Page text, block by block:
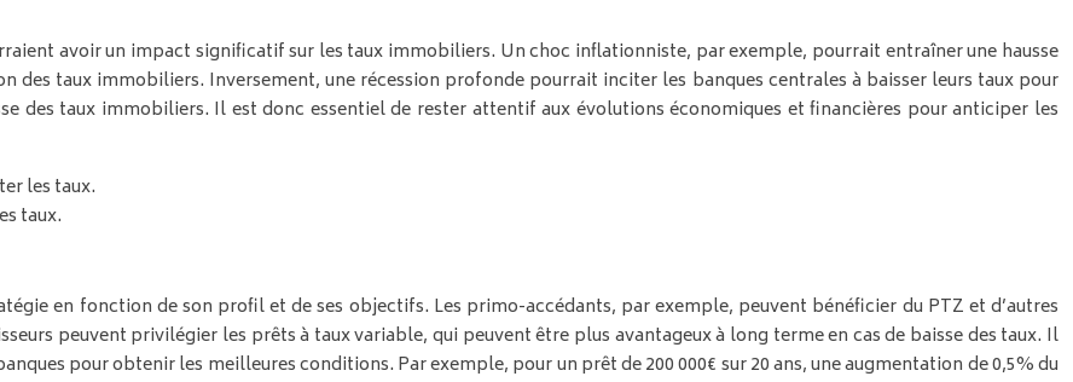
avoir un impact significatif sur les taux immobiliers. Un choc inflationniste, par exemple, pourrait entraîner une hausse
des taux immobiliers. Inversement, une récession profonde pourrait inciter les banques centrales à baisser leurs taux pour
des taux immobiliers. Il est donc essentiel de rester attentif aux évolutions économiques et financières pour anticiper les
les taux.
taux.
en fonction de son profil et de ses objectifs. Les primo-accédants, par exemple, peuvent bénéficier du PTZ et d’autres
peuvent privilégier les prêts à taux variable, qui peuvent être plus avantageux à long terme en cas de baisse des taux. Il
pour obtenir les meilleures conditions. Par exemple, pour un prêt de 200 000€ sur 20 ans, une augmentation de 0,5% du